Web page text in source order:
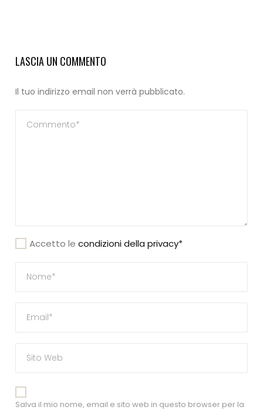
LASCIA UN COMMENTO
Il tuo indirizzo email non verrà pubblicato.
Accetto lecondizioni della privacy*
Salva il mio nome, email e sito web in questo browser per la